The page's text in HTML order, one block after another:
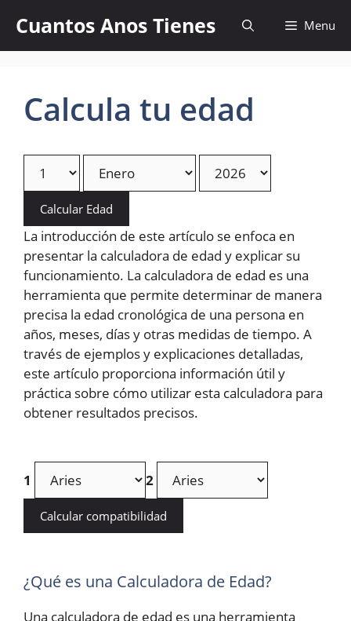
content
Cuantos Anos Tienes Menu
Calcula tu edad
Calcular Edad
La introducción de este artículo se enfoca en
presentar la calculadora de edad y explicar su
funcionamiento. La calculadora de edad es una
herramienta que permite determinar de manera
precisa la edad cronológica de una persona en
años, meses, días y otras medidas de tiempo. A
través de ejemplos y explicaciones detalladas,
este artículo proporciona información útil y
práctica sobre cómo utilizar esta calculadora para
obtener resultados precisos.
1 2
Calcular compatibilidad
¿Qué es una Calculadora de Edad?
Una calculadora de edad es una herramienta